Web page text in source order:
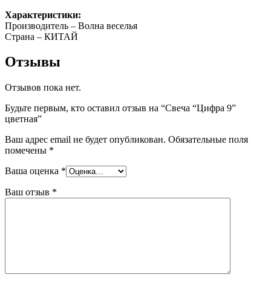
Характеристики:
Производитель – Волна веселья
Страна – КИТАЙ
Отзывы
Отзывов пока нет.
Будьте первым, кто оставил отзыв на “Свеча “Цифра 9”
цветная”
Ваш адрес email не будет опубликован. Обязательные поля
помечены *
Ваша оценка *
Ваш отзыв *